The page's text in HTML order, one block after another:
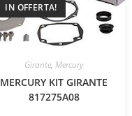
IN OFFERTA!
Girante, Mercury
MERCURY KIT GIRANTE
817275A08